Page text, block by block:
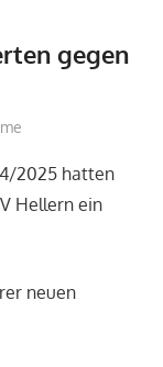
gegen
2025 hatten
Hellern ein
neuen